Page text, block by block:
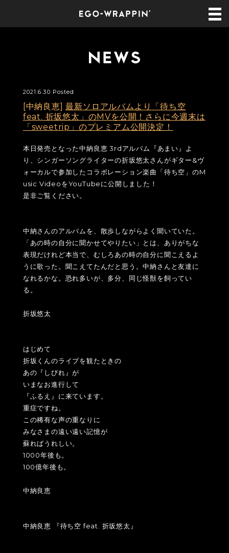
2021.6.30 Posted
[中納良恵]最新ソロアルバムより「待ち空
feat. 折坂悠太」のMVを公開！さらに今週末は
「sweetrip」のプレミアム公開決定！
本日発売となった中納良恵 3rdアルバム『あまい』よ
り、シンガーソングライターの折坂悠太さんがギター&ヴ
ォーカルで参加したコラボレーション楽曲「待ち空」のM
usic VideoをYouTubeに公開しました！
是非ご覧ください。
中納さんのアルバムを、散歩しながらよく聞いていた。
「あの時の自分に聞かせてやりたい」とは、ありがちな
表現だけれど本当で、むしろあの時の自分に聞こえるよ
うに歌った。聞こえてたんだと思う。中納さんと友達に
なれるかな。恐れ多いが、多分、同じ怪獣を飼ってい
る。
折坂悠太
はじめて
折坂くんのライブを観たときの
あの『しびれ』が
いまなお進行して
『ふるえ』に来ています。
重症ですね。
この稀有な声の重なりに
みなさまの遠い遠い記憶が
蘇ればうれしい。
1000年後も。
100億年後も。
中納良恵
中納良恵 『待ち空 feat. 折坂悠太』